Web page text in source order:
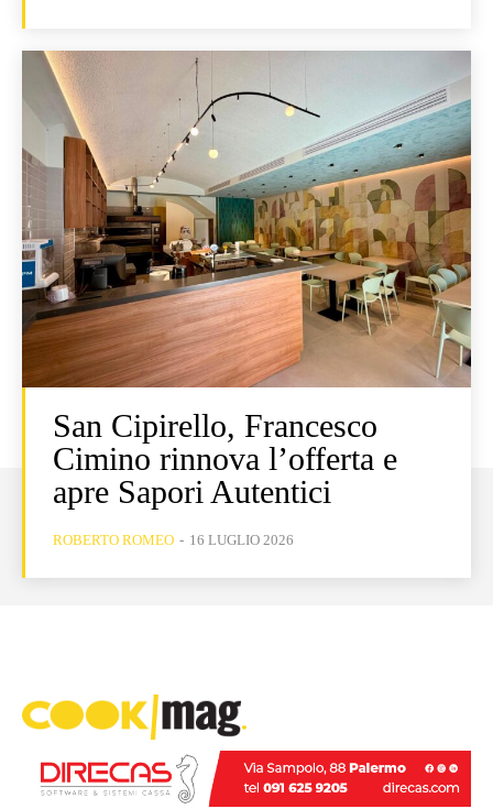
San Cipirello, Francesco
Cimino rinnova l’offerta e
apre Sapori Autentici
ROBERTO ROMEO - 16 LUGLIO 2026